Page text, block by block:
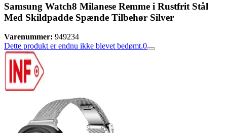
Samsung Watch8 Milanese Remme i Rustfrit Stål
Med Skildpadde Spænde Tilbehør Silver
Varenummer: 949234
Dette produkt er endnu ikke blevet bedømt.0